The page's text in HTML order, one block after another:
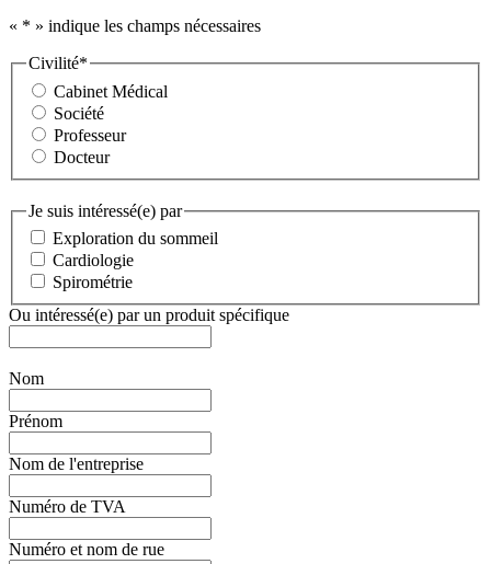
« * » indique les champs nécessaires
Civilité*
Cabinet Médical
Société
Professeur
Docteur
Je suis intéressé(e) par
Exploration du sommeil
Cardiologie
Spirométrie
Ou intéressé(e) par un produit spécifique
Nom
Prénom
Nom de l'entreprise
Numéro de TVA
Numéro et nom de rue